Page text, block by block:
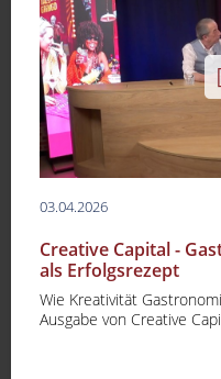
03.04.2026
Creative Capital -
als Erfolgsrezept
Wie Kreativität
Ausgabe von Creative